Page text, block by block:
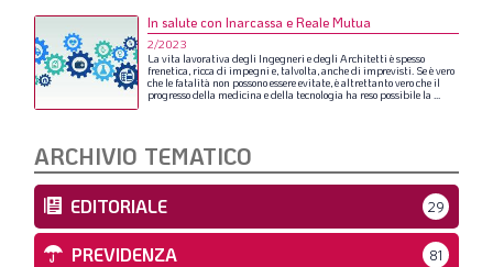
In salute con Inarcassa e Reale Mutua
2/2023
La vita lavorativa degli Ingegneri edegli Architetti èspesso
frenetica, ricca di impegni e, talvolta,anchedi imprevisti. Seèvero
che le fatalità non possonoessereevitate,èaltrettantoverocheil
progressodella medicina edella tecnologia ha reso possibile la ...
ARCHIVIO TEMATICO
EDITORIALE 29
PREVIDENZA 81